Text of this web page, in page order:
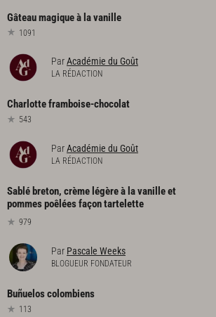
Gâteaumagiqueà lavanille
1091
ParAcadémie du Goût
LA RÉDACTION
Charlotteframboise-chocolat
543
ParAcadémie du Goût
LA RÉDACTION
Sablé breton, crème légère à la vanille et
pommes poêlées façon tartelette
979
Par Pascale Weeks
BLOGUEUR FONDATEUR
Buñueloscolombiens
113